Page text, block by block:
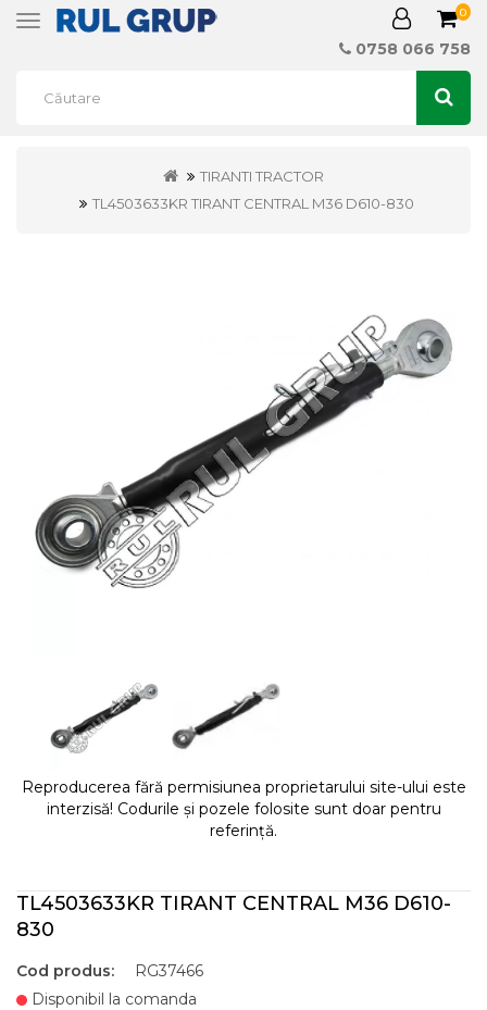
Toggle
0
0758 066 758
TIRANTI TRACTOR
TL4503633KR TIRANT CENTRAL M36 D610-830
Reproducerea fără permisiunea proprietarului site-ului este
interzisă! Codurile și pozele folosite sunt doar pentru
referință.
TL4503633KR TIRANT CENTRAL M36 D610-
830
Cod produs:
RG37466
Disponibil la comanda